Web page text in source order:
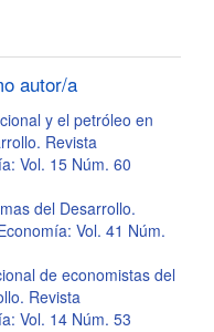
autor/a
y el petróleo en
Revista
Vol. 15 Núm. 60
del Desarrollo.
Vol. 41 Núm.
de economistas del
Revista
Vol. 14 Núm. 53